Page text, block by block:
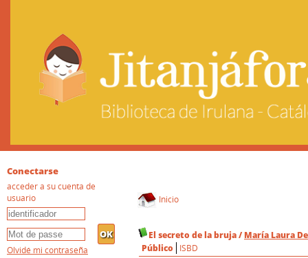
Inicio
El secreto de la bruja/ María Laura
Público
ISBD
Conectarse
acceder a su cuenta de
usuario
Olvidé mi contraseña